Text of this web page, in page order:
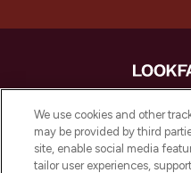
beste
make-up van
We use cookies and other
may be provided by third
site, enable social media
tailor user experiences,